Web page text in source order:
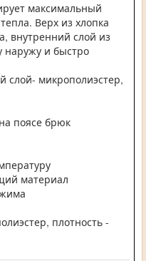
максимальный
Верх из хлопка
внутренний слой из
наружу и быстро
слой- микрополиэстер,
поясе брюк
материал
плотность -